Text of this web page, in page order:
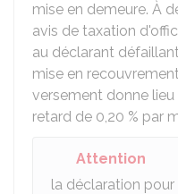
mise en demeure. À
avis de taxation
au déclarant
mise en
versement donne
retard de 0,20 % par
Attention
la déclaration